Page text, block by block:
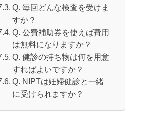
Q. 毎回どんな検査を受けま
すか？
Q. 公費補助券を使えば費用
は無料になりますか？
Q. 健診の持ち物は何を用意
すればよいですか？
Q. NIPTは妊婦健診と一緒
に受けられますか？